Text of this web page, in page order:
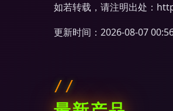
如若转载，请注明出处：
更新时间：2026-08-07